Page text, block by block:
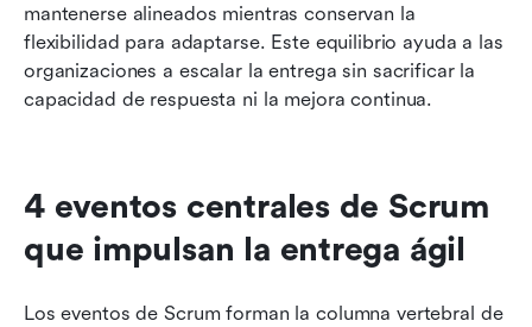
mantenerse alineados mientras conservan la
flexibilidad para adaptarse. Este equilibrio ayuda a las
organizaciones a escalar la entrega sin sacrificar la
capacidad de respuesta ni la mejora continua.
4 eventos centrales de Scrum
que impulsan la entrega ágil
Los eventos de Scrum forman la columna vertebral de